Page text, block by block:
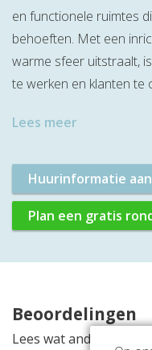
en functionele ruimtes
behoeften. Met een
warme sfeer uitstraalt,
te werken en klanten te
Lees meer
Huurinformatie
Plan een gratis
Beoordelingen
Lees wat anderen